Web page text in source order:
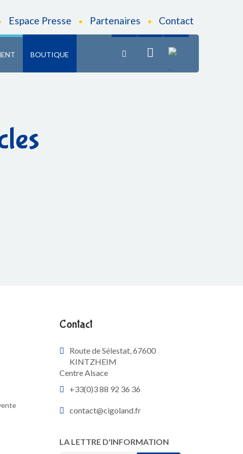
Espace Presse • Partenaires • Contact
BOUTIQUE
fr
Contact
Route de Sélestat, 67600
KINTZHEIM
Centre Alsace
+33(0)3 88 92 36 36
contact@cigoland.fr
LA LETTRE D'INFORMATION